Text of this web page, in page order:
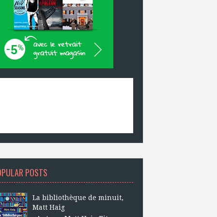
POSTS
La bibliothèque de minuit,
Matt Haig